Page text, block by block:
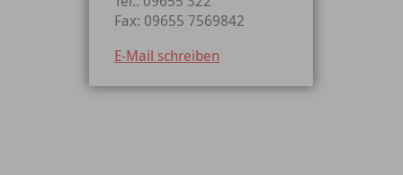
Fax: 09655 7569842
E-Mail schreiben